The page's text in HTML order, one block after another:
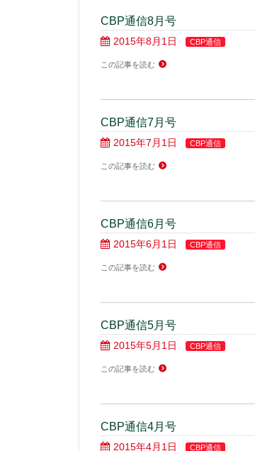
CBP通信8月号
2015年8月1日 CBP通信
この記事を読む
CBP通信7月号
2015年7月1日 CBP通信
この記事を読む
CBP通信6月号
2015年6月1日 CBP通信
この記事を読む
CBP通信5月号
2015年5月1日 CBP通信
この記事を読む
CBP通信4月号
2015年4月1日 CBP通信